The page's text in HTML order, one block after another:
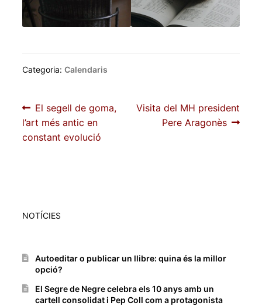
Categoria: Calendaris
Navegació
d'entrades
Entrada
anterior:
El segell de goma,
l’art més antic en
constant evolució
Pròxima
entrada:
Visita del MH president
Pere Aragonès
NOTÍCIES
Autoeditar o publicar un llibre: quina és la millor
opció?
El Segre de Negre celebra els 10 anys amb un
cartell consolidat i Pep Coll com a protagonista